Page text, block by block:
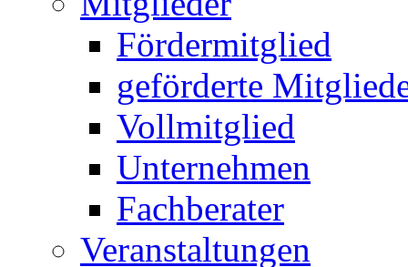
Fördermitglied
geförderte
Vollmitglied
Unternehmen
Fachberater
Veranstaltungen